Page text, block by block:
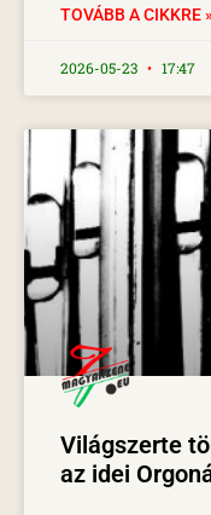
TOVÁBB A CIKKRE
2026-05-23 17:47
Világszerte
az idei